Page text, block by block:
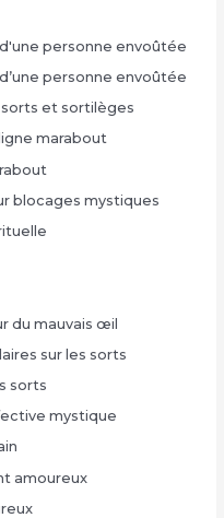
personne envoûtée
personne envoûtée
et sortilèges
marabout
blocages mystiques
du mauvais œil
sur les sorts
sorts
mystique
amoureux